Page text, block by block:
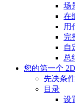
场
在
用
完
自
总
您的第一个
先决条件
目录
设